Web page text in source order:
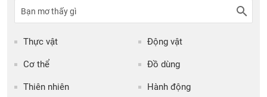
Thực vật Động vật
Cơ thể Đồ dùng
Thiên nhiên Hành động